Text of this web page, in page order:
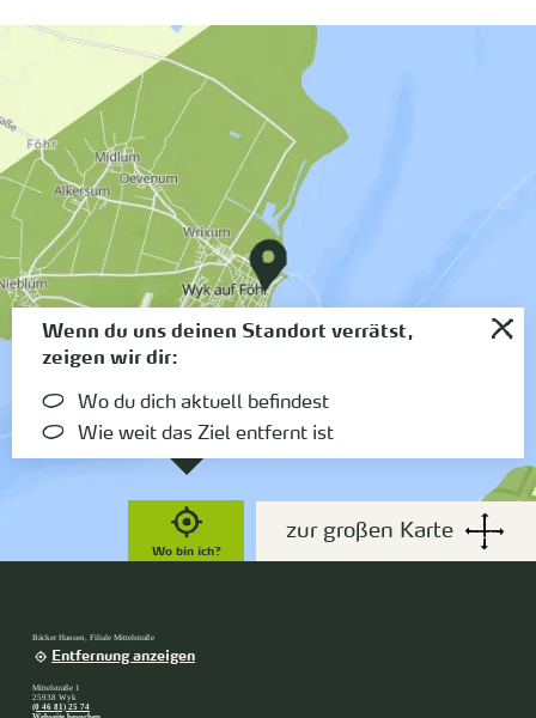
Wo bin ich?
Wenn du uns deinen Standort verrätst,
zeigen wir dir:
Wo du dich aktuell befindest
Wie weit das Ziel entfernt ist
zur großen Karte
Bäcker Hansen, Filiale Mittelstraße
Entfernung anzeigen
Mittelstraße 1
25938 Wyk
(0 46 81) 25 74